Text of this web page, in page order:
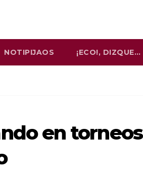
NOTIPIJAOS ¡ECO!, DIZQUE…
en torneos